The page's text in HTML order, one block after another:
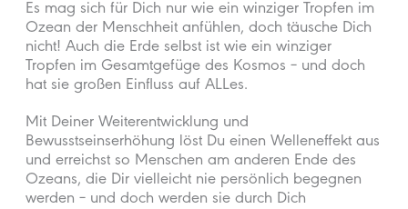
Es mag sich für Dich nur wie ein winziger Tropfen im
Ozean der Menschheit anfühlen, doch täusche Dich
nicht! Auch die Erde selbst ist wie ein winziger
Tropfen im Gesamtgefüge des Kosmos – und doch
hat sie großen Einfluss auf ALLes.
Mit Deiner Weiterentwicklung und
Bewusstseinserhöhung löst Du einen Welleneffekt aus
und erreichst so Menschen am anderen Ende des
Ozeans, die Dir vielleicht nie persönlich begegnen
werden – und doch werden sie durch Dich